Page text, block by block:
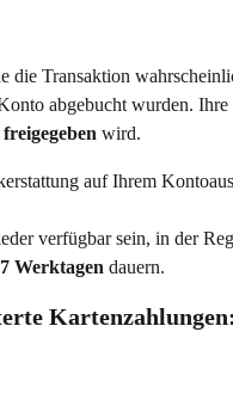
die Transaktion
abgebucht wurden.
wird.
auf Ihrem
verfügbar sein, in der
7 Werktagen dauern.
Kartenzahlungen: